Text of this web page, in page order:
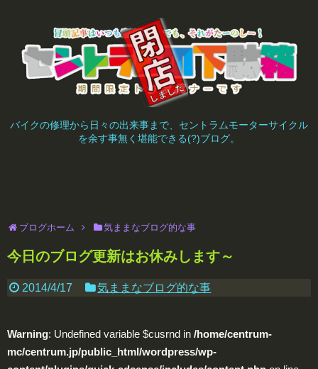
バイクの修理から日々の出来事まで、セントラムモーターサイクル
を余す事無く堪能できる(?)ブログ。
ブログホーム 気ままなブログ的な事
今日のブログ更新はお休みします～
2014/4/17 気ままなブログ的な事
Warning: Undefined variable $cusrnd in /home/centrum-
mc/centrum.jp/public_html/wordpress/wp-